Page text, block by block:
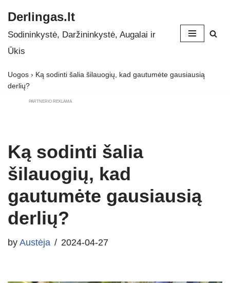
Skip
to
Derlingas.lt
Sodininkystė, Daržininkystė, Augalai ir
Ūkis
Uogos › Ką sodinti šalia šilauogių, kad gautumėte gausiausią
derlių?
PARTNERIO REKLAMA
Ką sodinti šalia
šilauogių, kad
gautumėte gausiausią
derlių?
by Austėja 2024-04-27